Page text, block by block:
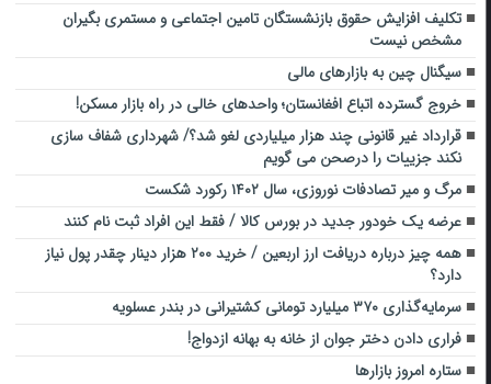
تکلیف افزایش حقوق بازنشستگان تامین اجتماعی و مستمری بگیران
مشخص نیست
سیگنال چین به بازارهای مالی
خروج گسترده اتباع افغانستان؛ واحدهای خالی در راه بازار مسکن!
قرارداد غیر قانونی چند هزار میلیاردی لغو شد؟/ شهرداری شفاف سازی
نکند جزییات را درصحن می گویم
مرگ و میر تصادفات نوروزی، سال ۱۴۰۲ رکورد شکست
عرضه یک خودور جدید در بورس کالا / فقط این افراد ثبت نام کنند
همه چیز درباره دریافت ارز اربعین / خرید ۲۰۰ هزار دینار چقدر پول نیاز
دارد؟
سرمایه‌گذاری ۳۷۰ میلیارد تومانی کشتیرانی در بندر عسلویه
فراری دادن دختر جوان از خانه به بهانه ازدواج!
ستاره امروز بازارها